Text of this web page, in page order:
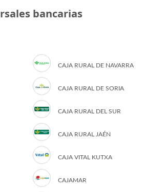
bancarias
CAJA RURAL DE NAVARRA
CAJA RURAL DE SORIA
CAJA RURAL DEL SUR
CAJA RURAL JAÉN
CAJA VITAL KUTXA
CAJAMAR